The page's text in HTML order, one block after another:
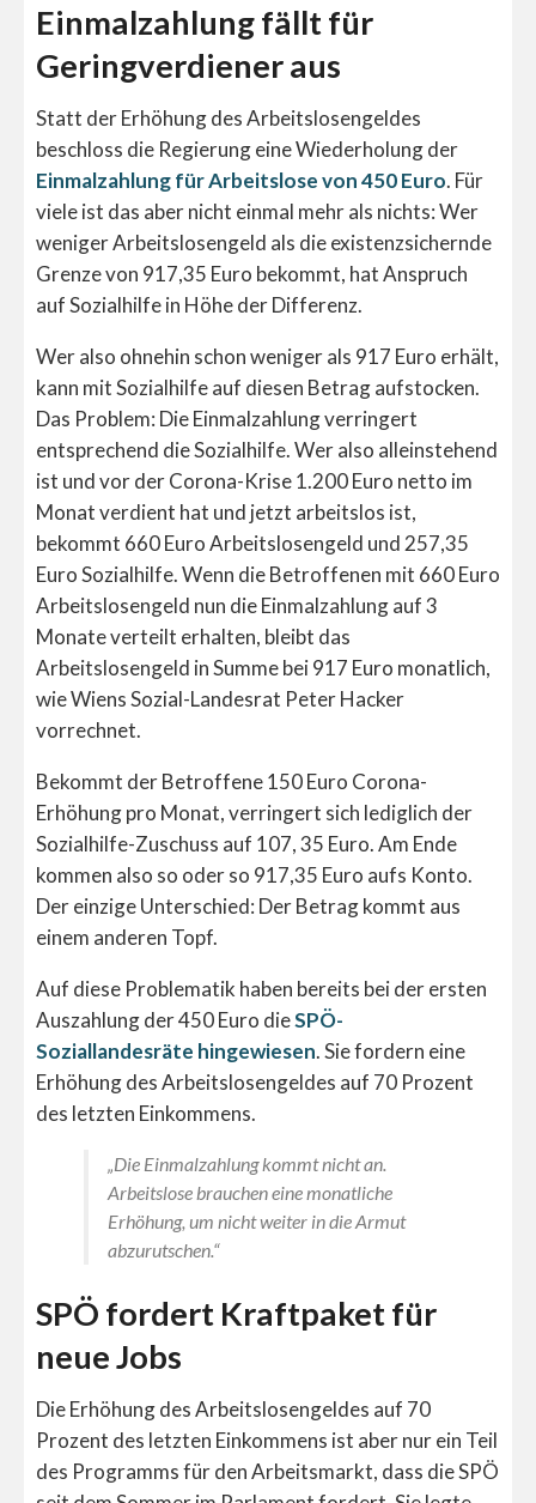
Einmalzahlung fällt für
Geringverdiener aus
Statt der Erhöhung des Arbeitslosengeldes
beschloss die Regierung eine Wiederholung der
Einmalzahlung für Arbeitslose von 450 Euro. Für
viele ist das aber nicht einmal mehr als nichts: Wer
weniger Arbeitslosengeld als die existenzsichernde
Grenze von 917,35 Euro bekommt, hat Anspruch
auf Sozialhilfe in Höhe der Differenz.
Wer also ohnehin schon weniger als 917 Euro erhält,
kann mit Sozialhilfe auf diesen Betrag aufstocken.
Das Problem: Die Einmalzahlung verringert
entsprechend die Sozialhilfe. Wer also alleinstehend
ist und vor der Corona-Krise 1.200 Euro netto im
Monat verdient hat und jetzt arbeitslos ist,
bekommt 660 Euro Arbeitslosengeld und 257,35
Euro Sozialhilfe. Wenn die Betroffenen mit 660 Euro
Arbeitslosengeld nun die Einmalzahlung auf 3
Monate verteilt erhalten, bleibt das
Arbeitslosengeld in Summe bei 917 Euro monatlich,
wie Wiens Sozial-Landesrat Peter Hacker
vorrechnet.
Bekommt der Betroffene 150 Euro Corona-
Erhöhung pro Monat, verringert sich lediglich der
Sozialhilfe-Zuschuss auf 107, 35 Euro. Am Ende
kommen also so oder so 917,35 Euro aufs Konto.
Der einzige Unterschied: Der Betrag kommt aus
einem anderen Topf.
Auf diese Problematik haben bereits bei der ersten
Auszahlung der 450 Euro dieSPÖ-
Soziallandesräte hingewiesen. Sie fordern eine
Erhöhung des Arbeitslosengeldes auf 70 Prozent
des letzten Einkommens.
„Die Einmalzahlung kommt nicht an.
Arbeitslose brauchen eine monatliche
Erhöhung, um nicht weiter in die Armut
abzurutschen.“
SPÖ fordert Kraftpaket für
neue Jobs
Die Erhöhung des Arbeitslosengeldes auf 70
Prozent des letzten Einkommens ist aber nur ein Teil
des Programms für den Arbeitsmarkt, dass die SPÖ